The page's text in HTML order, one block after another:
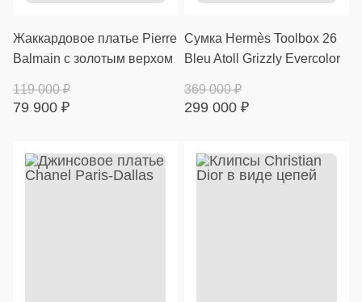
Жаккардовое платье Pierre
Balmain с золотым верхом
79 900 ₽
119 000₽
Сумка Hermès Toolbox 26
Bleu Atoll Grizzly Evercolor
299 000 ₽
369 000₽